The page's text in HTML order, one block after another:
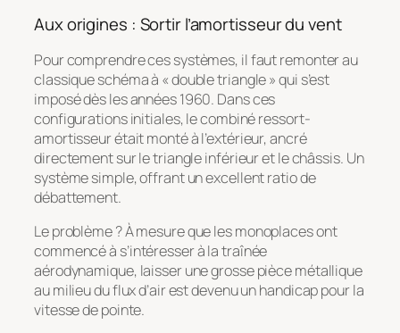
Aux origines : Sortir l’amortisseur du vent
Pour comprendre ces systèmes, il faut remonter au
classique schéma à « double triangle » qui s’est
imposé dès les années 1960. Dans ces
configurations initiales, le combiné ressort-
amortisseur était monté à l’extérieur, ancré
directement sur le triangle inférieur et le châssis. Un
système simple, offrant un excellent ratio de
débattement.
Le problème ? À mesure que les monoplaces ont
commencé à s’intéresser à la traînée
aérodynamique, laisser une grosse pièce métallique
au milieu du flux d’air est devenu un handicap pour la
vitesse de pointe.